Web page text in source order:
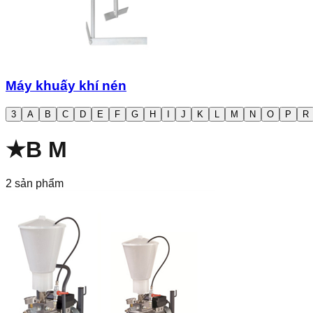
Máy khuấy khí nén
3 A B C D E F G H I J K L M N O P R
★B M
2 sản phẩm